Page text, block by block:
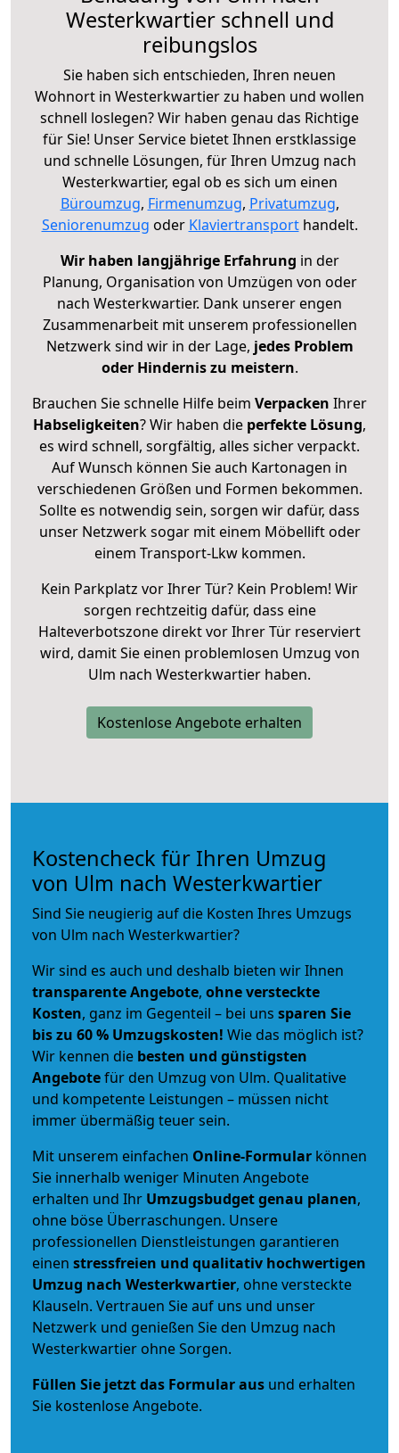
Westerkwartier schnell und
reibungslos
Sie haben sich entschieden, Ihren neuen
Wohnort in Westerkwartier zu haben und wollen
schnell loslegen? Wir haben genau das Richtige
für Sie! Unser Service bietet Ihnen erstklassige
und schnelle Lösungen, für Ihren Umzug nach
Westerkwartier, egal ob es sich um einen
Büroumzug, Firmenumzug, Privatumzug,
Seniorenumzug oder Klaviertransporthandelt.
Wir haben langjährige Erfahrung in der
Planung, Organisation von Umzügen von oder
nach Westerkwartier. Dank unserer engen
Zusammenarbeit mit unserem professionellen
Netzwerk sind wir in der Lage, jedes Problem
oder Hindernis zu meistern.
Brauchen Sie schnelle Hilfe beim Verpacken Ihrer
Habseligkeiten? Wir haben die perfekte Lösung,
es wird schnell, sorgfältig, alles sicher verpackt.
Auf Wunsch können Sie auch Kartonagen in
verschiedenen Größen und Formen bekommen.
Sollte es notwendig sein, sorgen wir dafür, dass
unser Netzwerk sogar mit einem Möbellift oder
einem Transport-Lkw kommen.
Kein Parkplatz vor Ihrer Tür? Kein Problem! Wir
sorgen rechtzeitig dafür, dass eine
Halteverbotszone direkt vor Ihrer Tür reserviert
wird, damit Sie einen problemlosen Umzug von
Ulm nach Westerkwartier haben.
Kostenlose Angebote erhalten
Kostencheck für Ihren Umzug
von Ulm nach Westerkwartier
Sind Sie neugierig auf die Kosten Ihres Umzugs
von Ulm nach Westerkwartier?
Wir sind es auch und deshalb bieten wir Ihnen
transparente Angebote, ohne versteckte
Kosten, ganz im Gegenteil – bei uns sparen Sie
bis zu 60 % Umzugskosten! Wie das möglich ist?
Wir kennen die besten und günstigsten
Angebotefür den Umzug von Ulm. Qualitative
und kompetente Leistungen – müssen nicht
immer übermäßig teuer sein.
Mit unserem einfachen Online-Formular können
Sie innerhalb weniger Minuten Angebote
erhalten und Ihr Umzugsbudgetgenau planen,
ohne böse Überraschungen. Unsere
professionellen Dienstleistungen garantieren
einen stressfreien und qualitativ hochwertigen
Umzug nach Westerkwartier, ohne versteckte
Klauseln. Vertrauen Sie auf uns und unser
Netzwerk und genießen Sie den Umzug nach
Westerkwartier ohne Sorgen.
Füllen Sie jetzt das Formular aus und erhalten
Sie kostenlose Angebote.